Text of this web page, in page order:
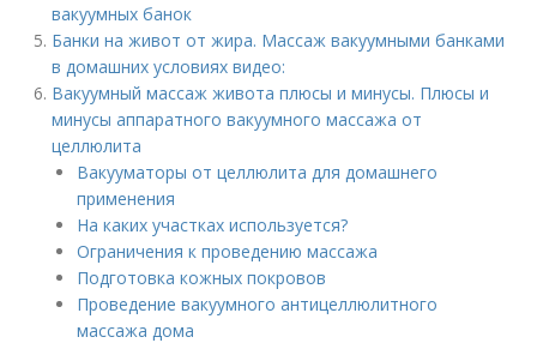
вакуумных банок
Банки на живот от жира. Массаж вакуумными банками
в домашних условиях видео:
Вакуумный массаж живота плюсы и минусы. Плюсы и
минусы аппаратного вакуумного массажа от
целлюлита
Вакууматоры от целлюлита для домашнего
применения
На каких участках используется?
Ограничения к проведению массажа
Подготовка кожных покровов
Проведение вакуумного антицеллюлитного
массажа дома